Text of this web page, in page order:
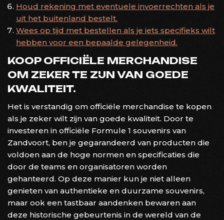
Houd rekening met eventuele invoerrechten als je
uit het buitenland bestelt.
Wees op tijd met bestellen als je iets specifieks wilt
hebben voor een bepaalde gelegenheid.
KOOP OFFICIËLE MERCHANDISE
OM ZEKER TE ZIJN VAN GOEDE
KWALITEIT.
Het is verstandig om officiële merchandise te kopen
als je zeker wilt zijn van goede kwaliteit. Door te
investeren in officiële Formule 1 souvenirs van
Zandvoort, ben je gegarandeerd van producten die
voldoen aan de hoge normen en specificaties die
door de teams en organisatoren worden
gehanteerd. Op deze manier kun je niet alleen
genieten van authentieke en duurzame souvenirs,
maar ook een tastbaar aandenken bewaren aan
deze historische gebeurtenis in de wereld van de